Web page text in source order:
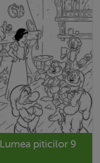
Lumea piticilor 9